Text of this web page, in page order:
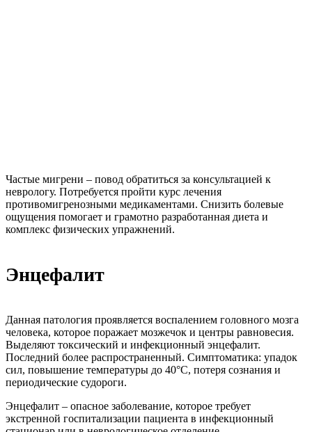
Частые мигрени – повод обратиться за консультацией к
неврологу. Потребуется пройти курс лечения
противомигренозными медикаментами. Снизить болевые
ощущения помогает и грамотно разработанная диета и
комплекс физических упражнений.
Энцефалит
Данная патология проявляется воспалением головного мозга
человека, которое поражает мозжечок и центры равновесия.
Выделяют токсический и инфекционный энцефалит.
Последний более распространенный. Симптоматика: упадок
сил, повышение температуры до 40°C, потеря сознания и
периодические судороги.
Энцефалит – опасное заболевание, которое требует
экстренной госпитализации пациента в инфекционный